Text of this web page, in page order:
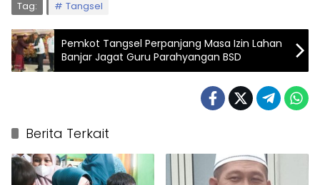
Tag: Tangsel
Pemkot Tangsel Perpanjang Masa Izin Lahan
Banjar Jagat Guru Parahyangan BSD
Berita Terkait